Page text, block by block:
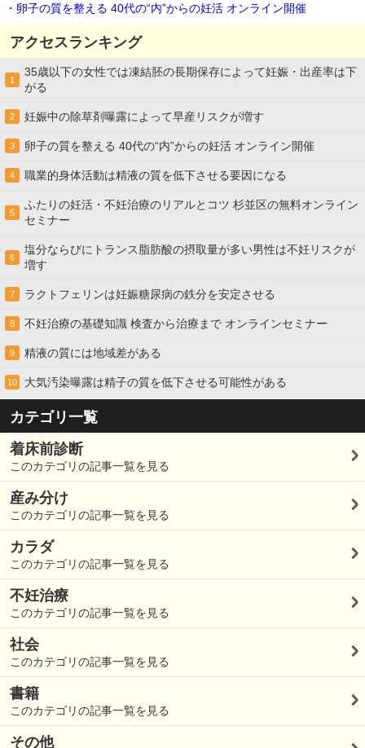
・卵子の質を整える 40代の“内”からの妊活 オンライン開催
アクセスランキング
1
35歳以下の女性では凍結胚の長期保存によって妊娠・出産率は下
がる
2 妊娠中の除草剤曝露によって早産リスクが増す
3 卵子の質を整える 40代の“内”からの妊活 オンライン開催
4 職業的身体活動は精液の質を低下させる要因になる
5
ふたりの妊活・不妊治療のリアルとコツ 杉並区の無料オンライン
セミナー
6
塩分ならびにトランス脂肪酸の摂取量が多い男性は不妊リスクが
増す
7 ラクトフェリンは妊娠糖尿病の鉄分を安定させる
8 不妊治療の基礎知識 検査から治療まで オンラインセミナー
9 精液の質には地域差がある
10 大気汚染曝露は精子の質を低下させる可能性がある
カテゴリ一覧
着床前診断
このカテゴリの記事一覧を見る
産み分け
このカテゴリの記事一覧を見る
カラダ
このカテゴリの記事一覧を見る
不妊治療
このカテゴリの記事一覧を見る
社会
このカテゴリの記事一覧を見る
書籍
このカテゴリの記事一覧を見る
その他